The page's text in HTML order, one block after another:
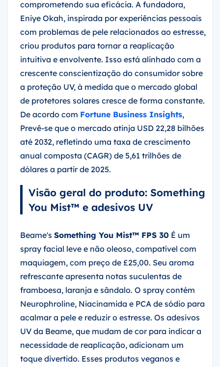
comprometendo sua eficácia. A fundadora,
Eniye Okah, inspirada por experiências pessoais
com problemas de pele relacionados ao estresse,
criou produtos para tornar a reaplicação
intuitiva e envolvente. Isso está alinhado com a
crescente conscientização do consumidor sobre
a proteção UV, à medida que o mercado global
de protetores solares cresce de forma constante.
De acordo com Fortune Business Insights,
Prevê-se que o mercado atinja USD 22,28 bilhões
até 2032, refletindo uma taxa de crescimento
anual composta (CAGR) de 5,61 trilhões de
dólares a partir de 2025.
Visão geral do produto: Something
You Mist™ e adesivos UV
Beame's Something You Mist™ FPS 30 É um
spray facial leve e não oleoso, compatível com
maquiagem, com preço de £25,00. Seu aroma
refrescante apresenta notas suculentas de
framboesa, laranja e sândalo. O spray contém
Neurophroline, Niacinamida e PCA de sódio para
acalmar a pele e reduzir o estresse. Os adesivos
UV da Beame, que mudam de cor para indicar a
necessidade de reaplicação, adicionam um
toque divertido. Esses produtos veganos e